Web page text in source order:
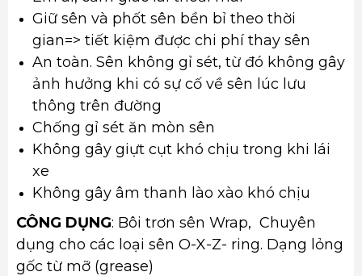
Giữ sên và phốt sên bền bỉ theo thời
gian=> tiết kiệm được chi phí thay sên
An toàn. Sên không gỉ sét, từ đó không gây
ảnh hưởng khi có sự cố về sên lúc lưu
thông trên đường
Chống gỉ sét ăn mòn sên
Không gây giựt cụt khó chịu trong khi lái
xe
Không gây âm thanh lào xào khó chịu
CÔNG DỤNG: Bôi trơn sên Wrap, Chuyên
dụng cho các loại sên O-X-Z- ring. Dạng lỏng
gốc từ mỡ (grease)